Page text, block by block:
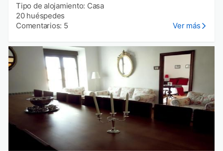
Tipo de alojamiento: Casa
20 huéspedes
Comentarios: 5
Ver más